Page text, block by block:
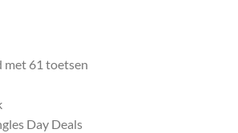
met 61 toetsen
Day Deals